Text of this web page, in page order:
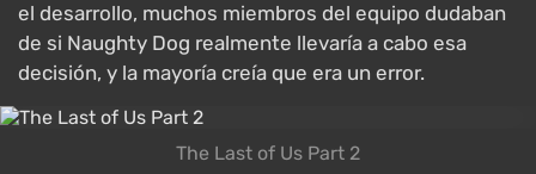
el desarrollo, muchos miembros del equipo dudaban
de si Naughty Dog realmente llevaría a cabo esa
decisión, y la mayoría creía que era un error.
The Last of Us Part 2